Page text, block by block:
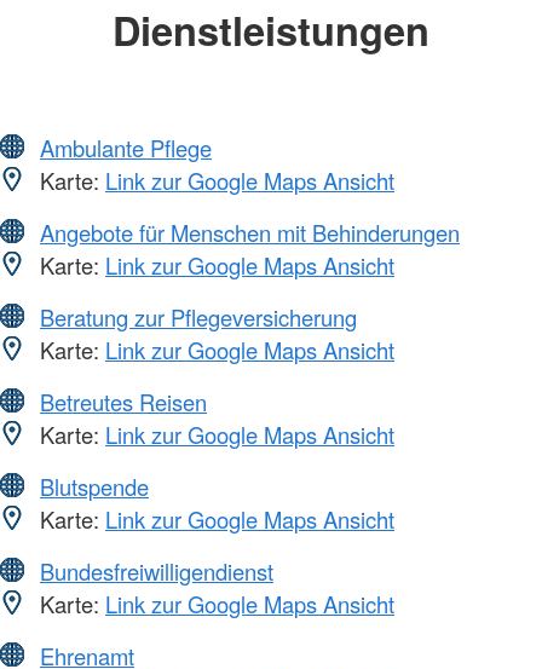
Dienstleistungen
Ambulante Pflege
Karte: Link zur Google Maps Ansicht
Angebote für Menschen mit Behinderungen
Karte: Link zur Google Maps Ansicht
Beratung zur Pflegeversicherung
Karte: Link zur Google Maps Ansicht
Betreutes Reisen
Karte: Link zur Google Maps Ansicht
Blutspende
Karte: Link zur Google Maps Ansicht
Bundesfreiwilligendienst
Karte: Link zur Google Maps Ansicht
Ehrenamt